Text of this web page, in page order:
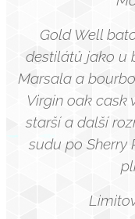
Gold Well
destilátů jako u
Marsala a
Virgin oak cask
starší a další
sudu po Sherry